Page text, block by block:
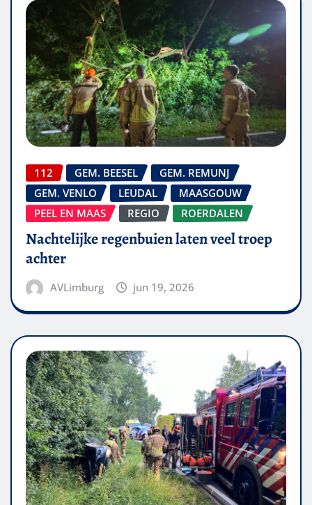
112 GEM. BEESEL
GEM. REMUNJ
GEM. VENLO
LEUDAL
MAASGOUW
PEEL EN MAAS
REGIO ROERDALEN
Nachtelijke regenbuien laten veel troep
achter
AVLimburg jun 19, 2026